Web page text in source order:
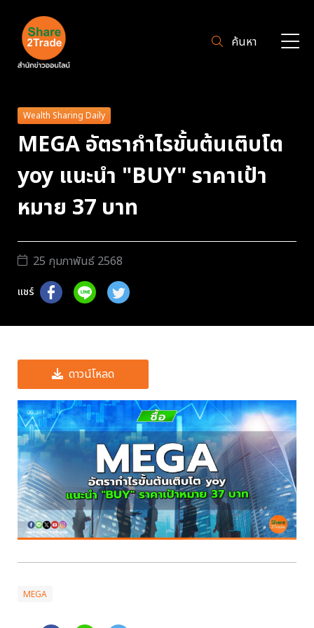
ค้นหา
Wealth Sharing Daily
MEGA อัตรากำไรขั้นต้นเติบโต
yoy แนะนำ "BUY" ราคาเป้า
หมาย 37 บาท
25 กุมภาพันธ์ 2568
แชร์
ดาวน์โหลด
MEGA